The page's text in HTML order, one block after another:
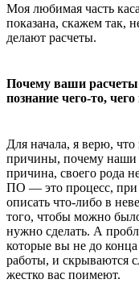
Моя любимая часть
показана, скажем так,
делают расчеты.
Почему ваши расчеты
познание чего-то,
Для начала, я верю, что
причины, почему наши
причина, своего рода
ПО — это процесс, при
описать что-либо в
того, чтобы можно
нужно сделать. А
которые вы не до
работы, и скрываются
жестко вас поимеют.